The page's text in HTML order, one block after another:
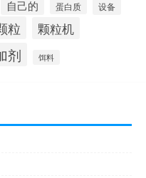
自己的 蛋白质 设备
粒 颗粒机
剂 饵料